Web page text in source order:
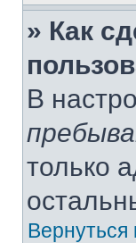
» Как
В
только
Вернуться